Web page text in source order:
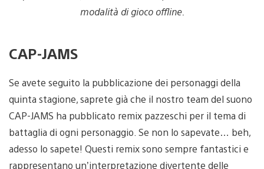
modalità di gioco offline.
CAP-JAMS
Se avete seguito la pubblicazione dei personaggi della
quinta stagione, saprete già che il nostro team del suono
CAP-JAMS ha pubblicato remix pazzeschi per il tema di
battaglia di ogni personaggio. Se non lo sapevate… beh,
adesso lo sapete! Questi remix sono sempre fantastici e
rappresentano un’interpretazione divertente delle